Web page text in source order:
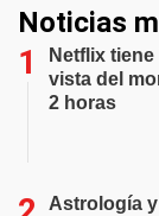
Noticias
Netflix
vista del
2 horas
Astrología